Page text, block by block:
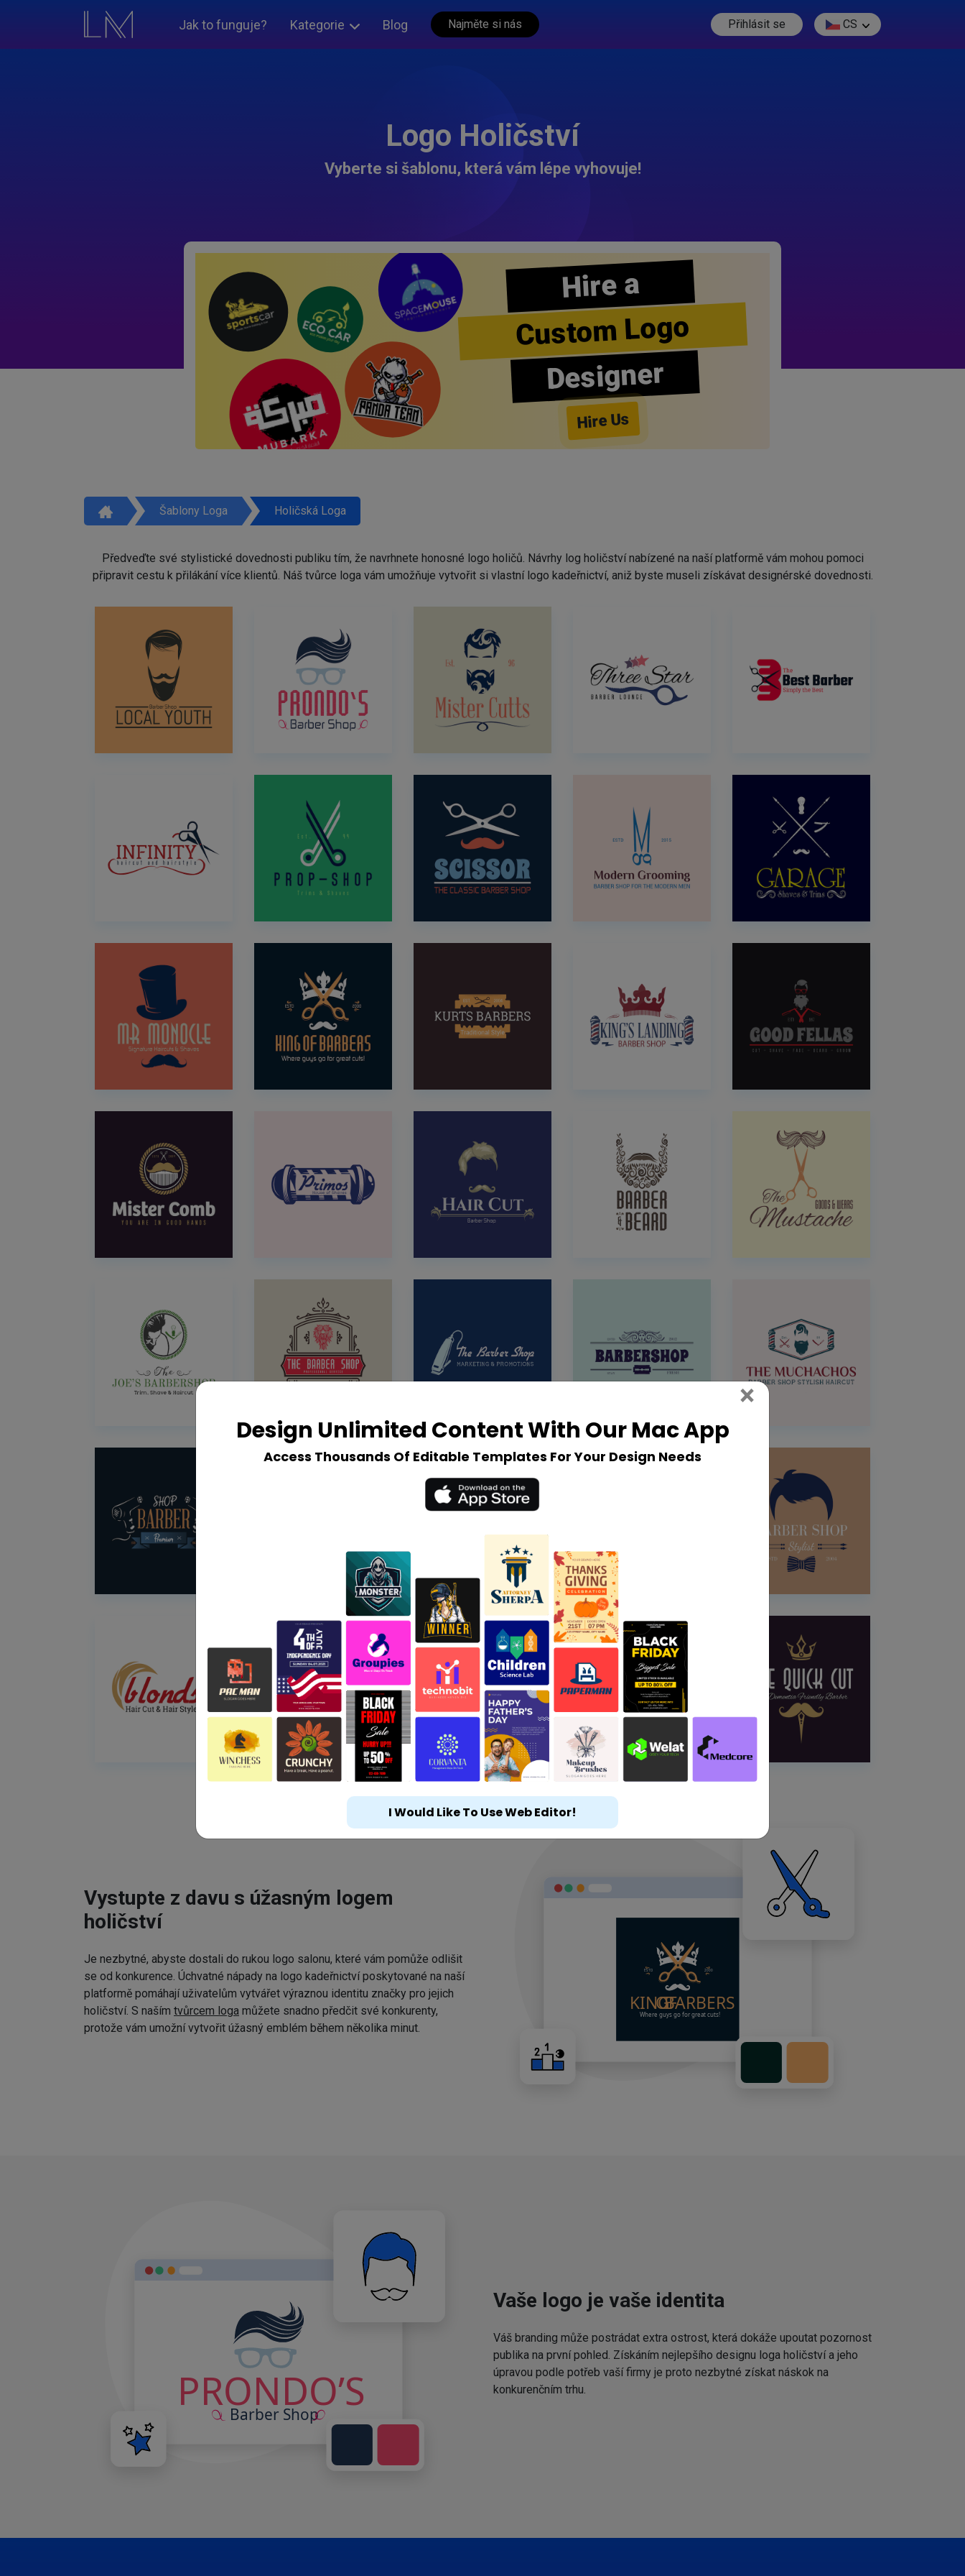
Jak to funguje? Kategorie Blog Najměte si nás Přihlásit se CS
Logo Holičství
Vyberte si šablonu, která vám lépe vyhovuje!
Hire a
Custom Logo
Designer
Hire Us
Šablony Loga Holičská Loga
Předveďte své stylistické dovednosti publiku tím, že navrhnete honosné logo holičů. Návrhy log holičství nabízené na naší platformě vám mohou pomoci
připravit cestu k přilákání více klientů. Náš tvůrce loga vám umožňuje vytvořit si vlastní logo kadeřnictví, aniž byste museli získávat designérské dovednosti.
Vystupte z davu s úžasným logem
holičství
Je nezbytné, abyste dostali do rukou logo salonu, které vám pomůže odlišit
se od konkurence. Úchvatné nápady na logo kadeřnictví poskytované na naší
platformě pomáhají uživatelům vytvářet výraznou identitu značky pro jejich
holičství. S naším tvůrcem loga můžete snadno předčit své konkurenty,
protože vám umožní vytvořit úžasný emblém během několika minut.
Vaše logo je vaše identita
Váš branding může postrádat extra ostrost, která dokáže upoutat pozornost
publika na první pohled. Získáním nejlepšího designu loga holičství a jeho
úpravou podle potřeb vaší firmy je proto nezbytné získat náskok na
konkurenčním trhu.
Design Unlimited Content With Our Mac App
Access Thousands Of Editable Templates For Your Design Needs
× Close
I Would Like To Use Web Editor!